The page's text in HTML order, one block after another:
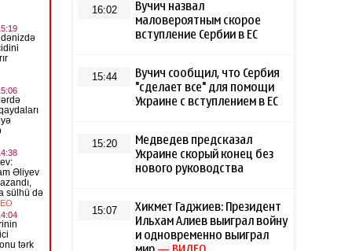
16:02
Вучич назвал
маловероятным скорое
вступление Сербии в ЕС
15:44
Вучич сообщил, что Сербия
"сделает все" для помощи
Украине с вступлением в ЕС
15:20
Медведев предсказал
Украине скорый конец без
нового руководства
15:07
Хикмет Гаджиев: Президент
Ильхам Алиев выиграл войну
и одновременно выиграл